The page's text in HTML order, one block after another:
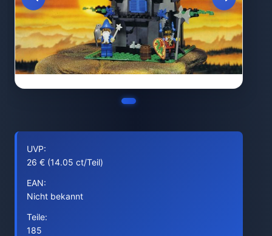
UVP:
26 € (14.05 ct/Teil)
EAN:
Nicht bekannt
Teile:
185